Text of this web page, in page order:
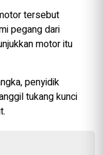
tersebut
pegang dari
motor itu
penyidik
tukang kunci